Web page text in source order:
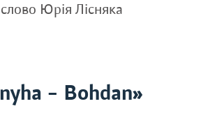
Юрія Лісняка
– Bohdan»